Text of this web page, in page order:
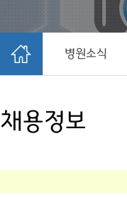
병원소식
채용정보